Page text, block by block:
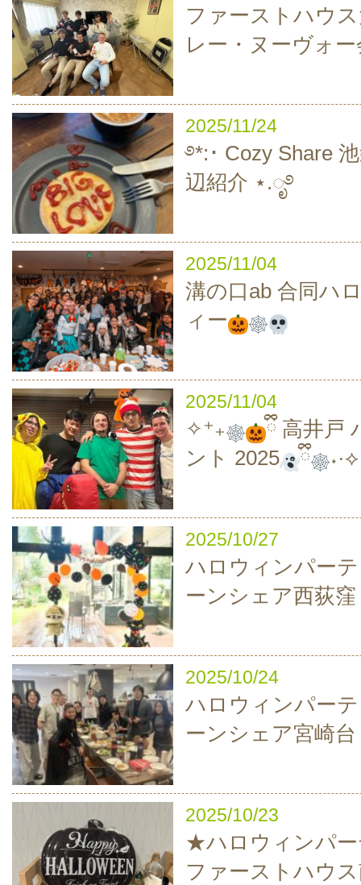
ファーストハウ
レー・ヌーヴォー
2025/11/24
࿔*:･ Cozy Share
辺紹介 ⋆.ೃ࿔
2025/11/04
溝の口ab 合同ハ
ィー
2025/11/04
✧⁺₊
高井戸
ント 2025
ྀི ˖·⟡
2025/10/27
ハロウィンパー
ーンシェア西荻窪
2025/10/24
ハロウィンパー
ーンシェア宮崎台
2025/10/23
★ハロウィンパー
ファーストハウ